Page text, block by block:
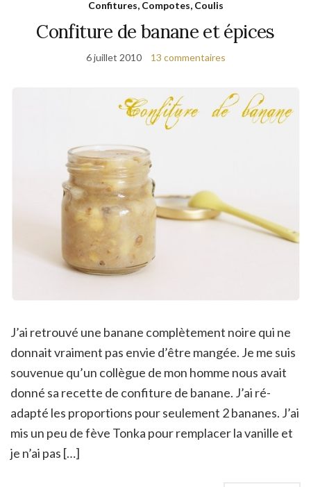
Confitures, Compotes, Coulis
Confiture de banane et épices
6 juillet 2010 13 commentaires
J’ai retrouvé une banane complètement noire qui ne
donnait vraiment pas envie d’être mangée. Je me suis
souvenue qu’un collègue de mon homme nous avait
donné sa recette de confiture de banane. J’ai ré-
adapté les proportions pour seulement 2 bananes. J’ai
mis un peu de fève Tonka pour remplacer la vanille et
je n’ai pas […]